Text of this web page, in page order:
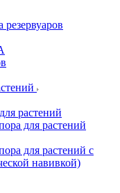
растений
для растений
для растений с
навивкой)